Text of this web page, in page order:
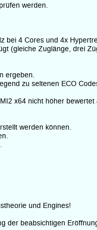
werden.
4 Cores und 4x
(gleiche Zuglänge, drei
ergeben.
zu seltenen ECO
x64 nicht höher
werden können.
und Engines!
beabsichtigen